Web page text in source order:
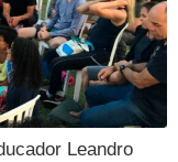
Leandro